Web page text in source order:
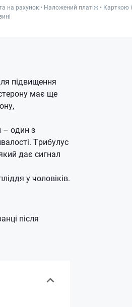
на рахунок • Наложений платіж • Карткою і
підвищення
має ще
– один з
Трибулус
дає сигнал
у чоловіків.
після